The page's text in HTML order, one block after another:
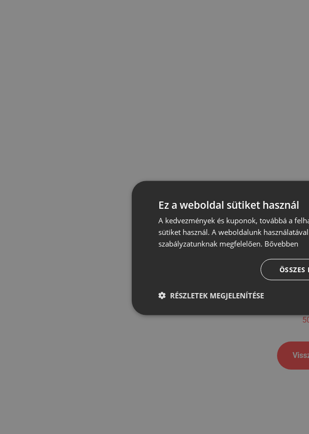
Ez a weboldal sütiket használ
A kedvezmények és kuponok, továbbá a
sütiket használ. A weboldalunk
szabályzatunknak megfelelően. Bővebben
RÉSZLETEK MEGJELENÍTÉSE